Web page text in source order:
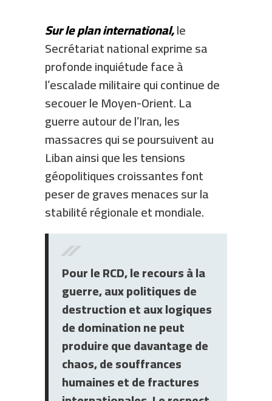
Sur le plan international,le
Secrétariat national exprime sa
profonde inquiétude face à
l’escalade militaire qui continue de
secouer le Moyen-Orient. La
guerre autour de l’Iran, les
massacres qui se poursuivent au
Liban ainsi que les tensions
géopolitiques croissantes font
peser de graves menaces sur la
stabilité régionale et mondiale.
Pour le RCD, le recours à la
guerre, aux politiques de
destruction et aux logiques
de domination ne peut
produire que davantage de
chaos, de souffrances
humaines et de fractures